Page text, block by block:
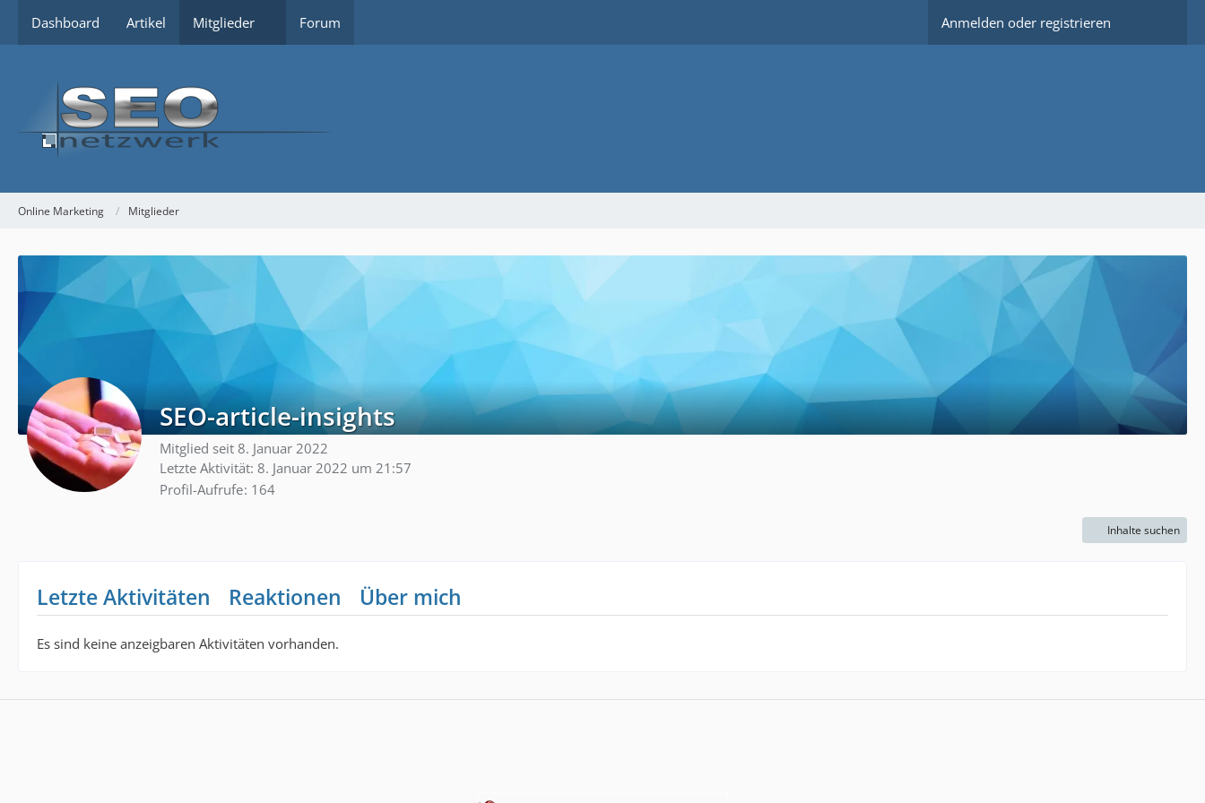
Dashboard Artikel Mitglieder Forum Anmelden oder registrieren
Online Marketing Mitglieder
SEO-article-insights
Mitglied seit 8. Januar 2022
Letzte Aktivität: 8. Januar 2022 um 21:57
Profil-Aufrufe 164
Inhalte suchen
Letzte Aktivitäten Reaktionen Über mich
Es sind keine anzeigbaren Aktivitäten vorhanden.